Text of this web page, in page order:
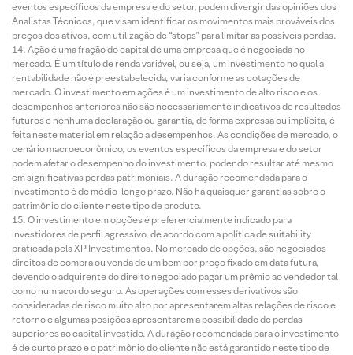
eventos específicos da empresa e do setor, podem divergir das opiniões dos
Analistas Técnicos, que visam identificar os movimentos mais prováveis dos
preços dos ativos, com utilização de “stops” para limitar as possíveis perdas.
Ação é uma fração do capital de uma empresa que é negociada no
mercado. É um título de renda variável, ou seja, um investimento no qual a
rentabilidade não é preestabelecida, varia conforme as cotações de
mercado. O investimento em ações é um investimento de alto risco e os
desempenhos anteriores não são necessariamente indicativos de resultados
futuros e nenhuma declaração ou garantia, de forma expressa ou implícita, é
feita neste material em relação a desempenhos. As condições de mercado, o
cenário macroeconômico, os eventos específicos da empresa e do setor
podem afetar o desempenho do investimento, podendo resultar até mesmo
em significativas perdas patrimoniais. A duração recomendada para o
investimento é de médio-longo prazo. Não há quaisquer garantias sobre o
patrimônio do cliente neste tipo de produto.
O investimento em opções é preferencialmente indicado para
investidores de perfil agressivo, de acordo com a política de suitability
praticada pela XP Investimentos. No mercado de opções, são negociados
direitos de compra ou venda de um bem por preço fixado em data futura,
devendo o adquirente do direito negociado pagar um prêmio ao vendedor tal
como num acordo seguro. As operações com esses derivativos são
consideradas de risco muito alto por apresentarem altas relações de risco e
retorno e algumas posições apresentarem a possibilidade de perdas
superiores ao capital investido. A duração recomendada para o investimento
é de curto prazo e o patrimônio do cliente não está garantido neste tipo de